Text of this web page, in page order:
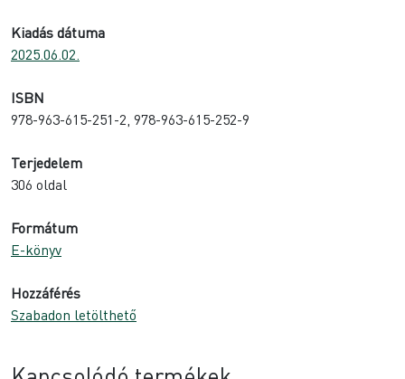
Kiadás dátuma
2025.06.02.
ISBN
978-963-615-251-2, 978-963-615-252-9
Terjedelem
306 oldal
Formátum
E-könyv
Hozzáférés
Szabadon letölthető